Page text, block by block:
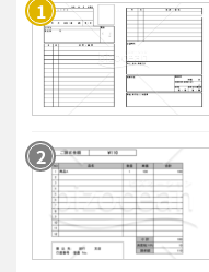
チャットボットツール
セキュリティシステム
安否確認(総務)システム
日程調整システム